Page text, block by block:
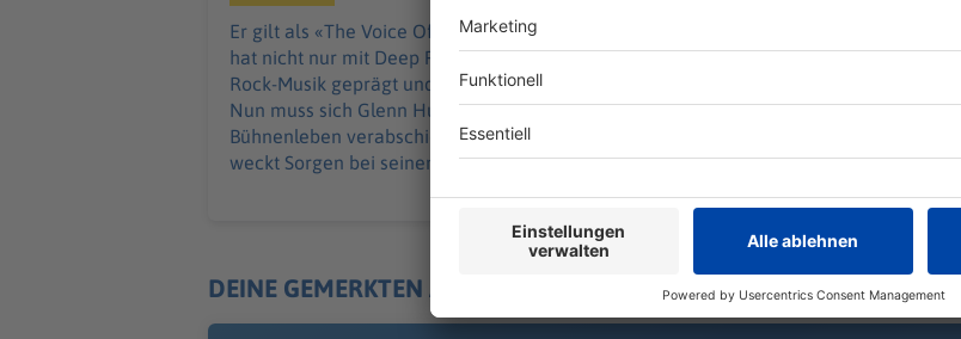
Er gilt als «The Voice Of Rock» und
hat nicht nur mit Deep Purple die
Rock-Musik geprägt und verändert.
Nun muss sich Glenn Hughes vom
Bühnenleben verabschieden und
weckt Sorgen bei seinen Fans.
einem großen Haus mit Garten in
Schlagersänger trotzdem Stockach
Umzug für in mit sich bringt.
DEINE GEMERKTEN ARTIKEL